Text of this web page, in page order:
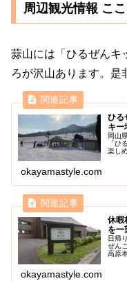
周辺観光情報 こ
蒜山には「ひるぜんキ
ろが沢山あります。是
ひる
キー
岡山
「ひ
楽し
okayamastyle.com
休暇
を一
日帰
ぜん
高原
ドン
okayamastyle.com